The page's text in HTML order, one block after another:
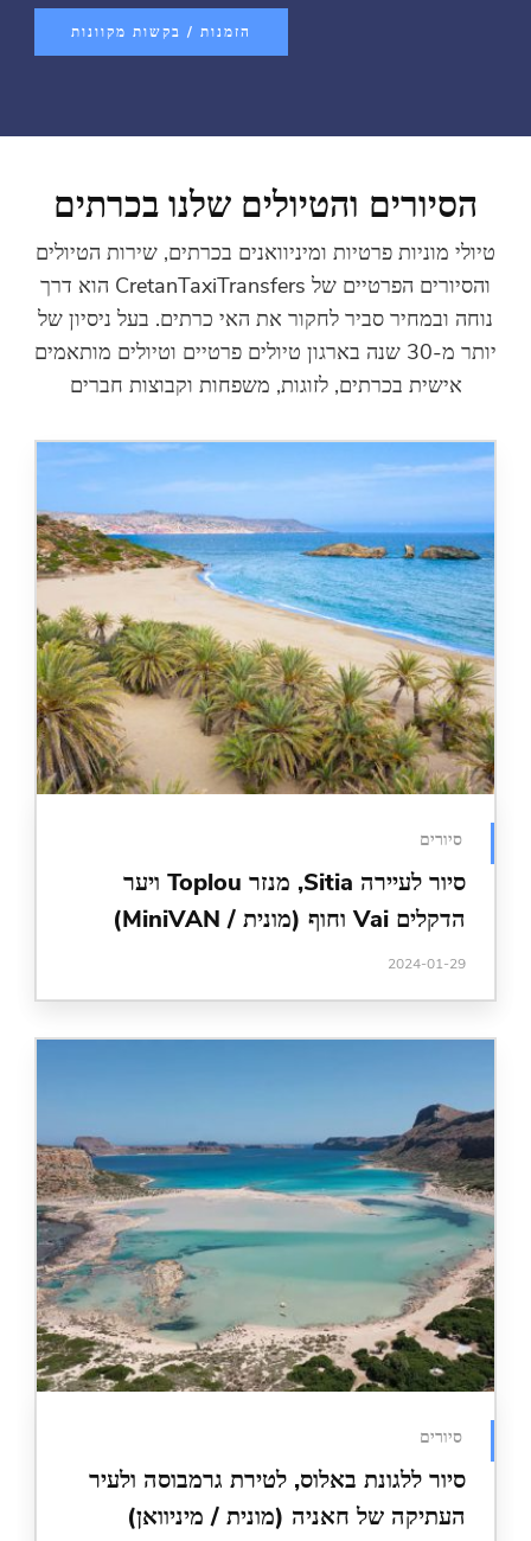
הזמנות / בקשות מקוונות
והטיולים שלנו בכרתים
פרטיות ומיניוואנים בכרתים, שירות הטיולים
והסיורים הפרטיים של CretanTaxiTransfers הוא דרך
סביר לחקור את האי כרתים. בעל ניסיון של
יותר מ-30 שנה בארגון טיולים פרטיים וטיולים מותאמים
בכרתים, לזוגות, משפחות וקבוצות חברים
סיור לעיירה Sitia, מנזר Toplou ויער
ללגונת באלוס, לטירת גרמבוסה ולעיר
של חאניה (מונית / מיניוואן)